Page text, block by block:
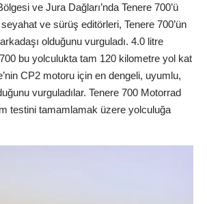
ve Jura Dağları’nda Tenere 700’ü
ve sürüş editörleri, Tenere 700’ün
olduğunu vurguladı. 4.0 litre
bu yolculukta tam 120 kilometre yol kat
CP2 motoru için en dengeli, uyumlu,
vurguladılar. Tenere 700 Motorrad
testini tamamlamak üzere yolculuğa